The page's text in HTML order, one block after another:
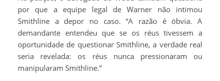
por que a equipe legal de Warner não intimou
Smithline a depor no caso. “A razão é óbvia. A
demandante entendeu que se os réus tivessem a
oportunidade de questionar Smithline, a verdade real
seria revelada: os réus nunca pressionaram ou
manipularam Smithline.”